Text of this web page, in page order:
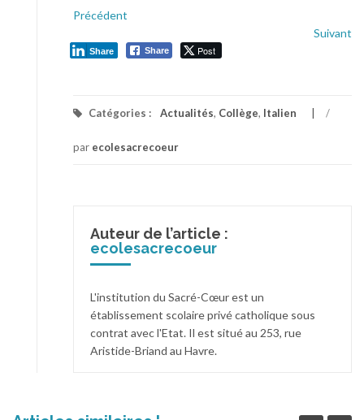
Précédent
Suivant
Share Post
Share
Catégories : Actualités, Collège, Italien /
par ecolesacrecoeur
Auteur de l’article :
ecolesacrecoeur
L'institution du Sacré-Cœur est un
établissement scolaire privé catholique sous
contrat avec l'Etat. Il est situé au 253, rue
Aristide-Briand au Havre.